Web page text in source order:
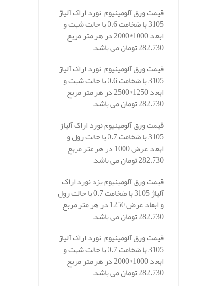
قیمت ورق آلومینیوم نورد اراک آلیاژ
3105 با ضخامت 0.6 با حالت شیت و
ابعاد 1000*2000 در هر متر مربع
282.730 تومان می باشد.
قیمت ورق آلومینیوم نورد اراک آلیاژ
3105 با ضخامت 0.6 با حالت شیت و
ابعاد 1250*2500 در هر متر مربع
282.730 تومان می باشد.
قیمت ورق آلومینیوم نورد اراک آلیاژ
3105 با ضخامت 0.7 با حالت رول و
ابعاد عرض 1000 در هر متر مربع
282.730 تومان می باشد.
قیمت ورق آلومینیوم یزد نورد اراک
آلیاژ 3105 با ضخامت 0.7 با حالت رول
و ابعاد عرض 1250 در هر متر مربع
282.730 تومان می باشد.
قیمت ورق آلومینیوم نورد اراک آلیاژ
3105 با ضخامت 0.7 با حالت شیت و
ابعاد 1000*2000 در هر متر مربع
282.730 تومان می باشد.